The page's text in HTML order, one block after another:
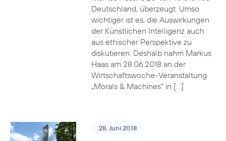
Deutschland, überzeugt. Umso
wichtiger ist es, die Auswirkungen
der Künstlichen Intelligenz auch
aus ethischer Perspektive zu
diskutieren. Deshalb nahm Markus
Haas am 28.06.2018 an der
Wirtschaftswoche-Veranstaltung
„Morals & Machines“ in […]
28. Juni 2018